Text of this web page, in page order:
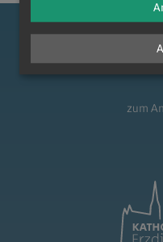
zum